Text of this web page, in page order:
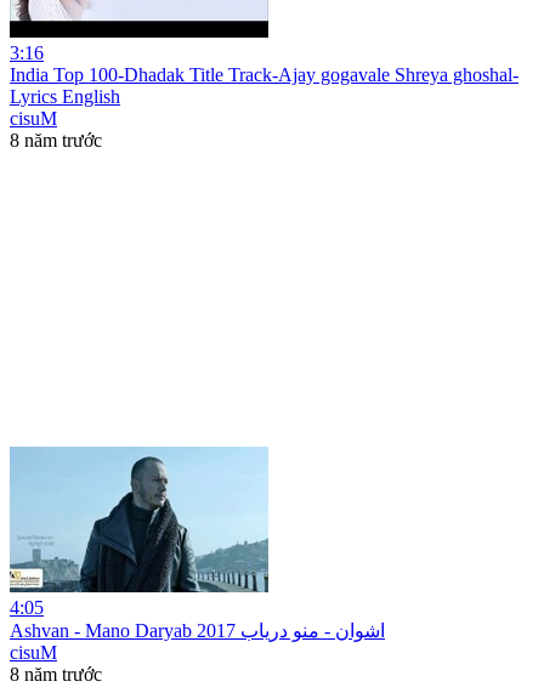
3:16
India Top 100-Dhadak Title Track-Ajay gogavale Shreya ghoshal-
Lyrics English
cisuM
8 năm trước
4:05
Ashvan - Mano Daryab 2017 اشوان - منو دریاب
cisuM
8 năm trước